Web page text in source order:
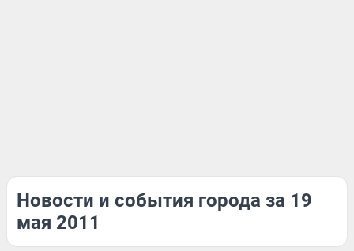
Новости и события города за 19
мая 2011